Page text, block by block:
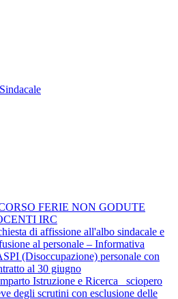
FERIE NON GODUTE
IRC
di affissione all'albo sindacale e
al personale – Informativa
(Disoccupazione) personale con
al 30 giugno
Istruzione e Ricerca_ sciopero
degli scrutini con esclusione delle